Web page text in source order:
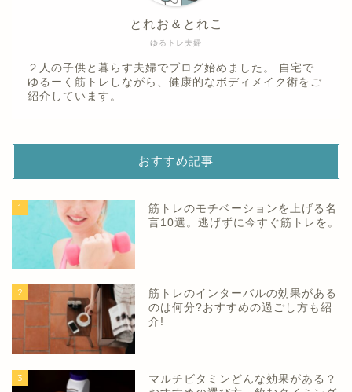
ゆるトレ夫婦
とれお＆とれこ
２人の子供と暮らす夫婦でブログ始めました。 自宅で
ゆるーく筋トレしながら、健康的なボディメイク術をご
紹介しています。
おすすめ記事
1
筋トレのモチベーションを上げる名
言10選。逃げずに今すぐ筋トレを。
2
筋トレのインターバルの効果がある
のは何分?おすすめの過ごし方も紹
介!
3
マルチビタミンどんな効果がある？